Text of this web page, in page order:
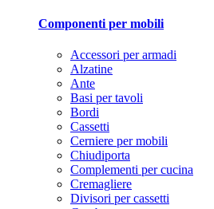
Componenti per mobili
Accessori per armadi
Alzatine
Ante
Basi per tavoli
Bordi
Cassetti
Cerniere per mobili
Chiudiporta
Complementi per cucina
Cremagliere
Divisori per cassetti